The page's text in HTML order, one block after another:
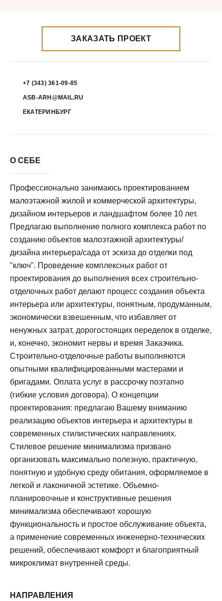
ЗАКАЗАТЬ ПРОЕКТ
+7 (343) 361-09-85
ASB-ARH@MAIL.RU
ЕКАТЕРИНБУРГ
О СЕБЕ
Профессионально занимаюсь проектированием
малоэтажной жилой и коммерческой архитектуры,
дизайном интерьеров и ландшафтом более 10 лет.
Предлагаю выполнение полного комплекса работ по
созданию объектов малоэтажной архитектуры/
дизайна интерьера/сада от эскиза до отделки под
"ключ". Проведение комплексных работ от
проектирования до выполнения всех строительно-
отделочных работ делают процесс создания объекта
интерьера или архитектуры, понятным, продуманным,
экономически взвешенным, что избавляет от
ненужных затрат, дорогостоящих переделок в отделке,
и, конечно, экономит нервы и время Заказчика.
Строительно-отделочные работы выполняются
опытными квалифицированными мастерами и
бригадами. Оплата услуг в рассрочку поэтапно
(гибкие условия договора). О концепции
проектирования: предлагаю Вашему вниманию
реализацию объектов интерьера и архитектуры в
современных стилистических направлениях.
Стилевое решение минимализма призвано
организовать максимально полезную, практичную,
понятную и удобную среду обитания, оформляемое в
легкой и лаконичной эстетике. Объемно-
планировочные и конструктивные решения
минимализма обеспечивают хорошую
функциональность и простое обслуживание объекта,
а применение современных инженерно-технических
решений, обеспечивают комфорт и благоприятный
микроклимат внутренней среды.
НАПРАВЛЕНИЯ